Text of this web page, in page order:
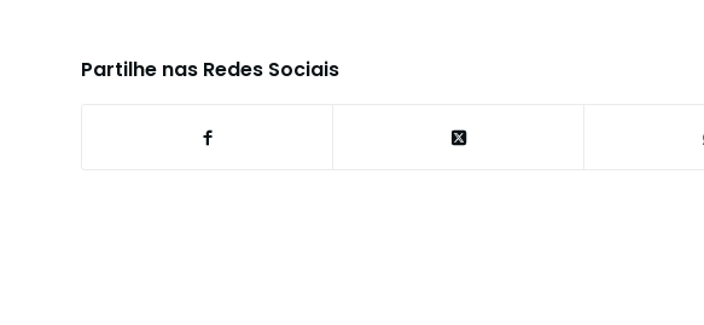
Partilhe nas Redes Sociais